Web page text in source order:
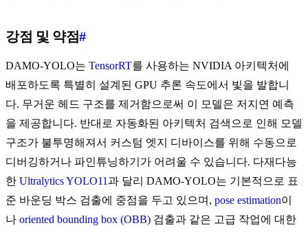
강점 및 약점#
DAMO-YOLO는 TensorRT를 사용하는 NVIDIA 아키텍처에
배포하도록 특별히 설계된 GPU 추론 속도에서 빛을 발합니
다. 무거운 헤드 구조를 제거함으로써 이 모델은 저지연 예측
을 제공합니다. 반대로 자동화된 아키텍처 검색으로 인해 모델
구조가 불투명해져서 커스텀 엣지 디바이스를 위해 수동으로
디버깅하거나 파인튜닝하기가 어려울 수 있습니다. 다재다능
한 Ultralytics YOLO11과 달리 DAMO-YOLO는 기본적으로 표
준 바운딩 박스 검출에 중점을 두고 있으며, pose estimation이
나 oriented bounding box (OBB) 검출과 같은 고급 작업에 대한